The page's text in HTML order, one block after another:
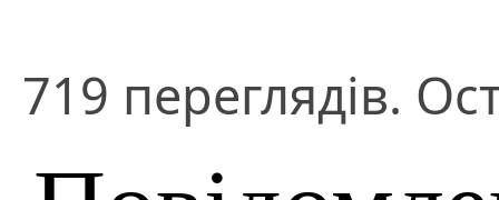
719 переглядів.